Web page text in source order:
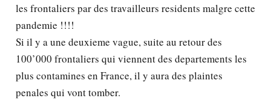
les frontaliers par des travailleurs residents malgre cette
pandemie !!!!
Si il y a une deuxieme vague, suite au retour des
100’000 frontaliers qui viennent des departements les
plus contamines en France, il y aura des plaintes
penales qui vont tomber.